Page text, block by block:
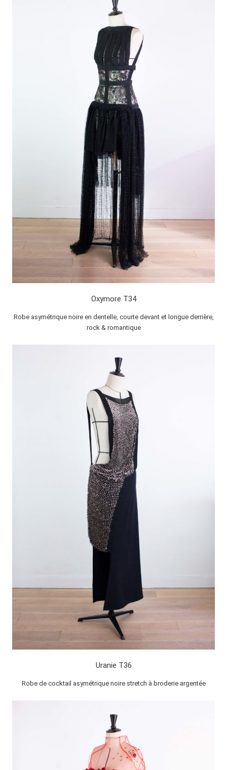
Oxymore T34
Robe asymétrique noire en dentelle, courte devant et longue derrière,
rock & romantique
Uranie T36
Robe de cocktail asymétrique noire stretch à broderie argentée